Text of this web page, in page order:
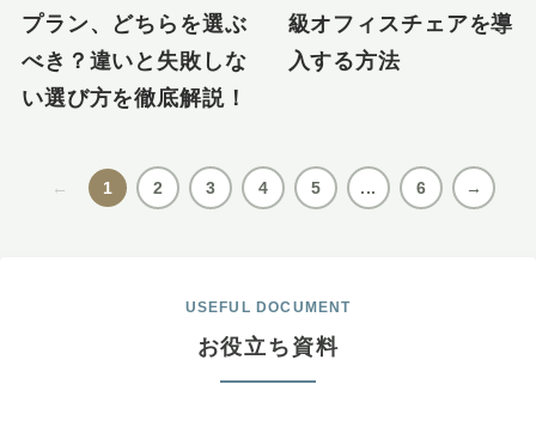
プラン、どちらを選ぶ
べき？違いと失敗しな
い選び方を徹底解説！
級オフィスチェアを導
入する方法
← 1 2 3 4 5 ... 6 →
USEFUL DOCUMENT
お役立ち資料